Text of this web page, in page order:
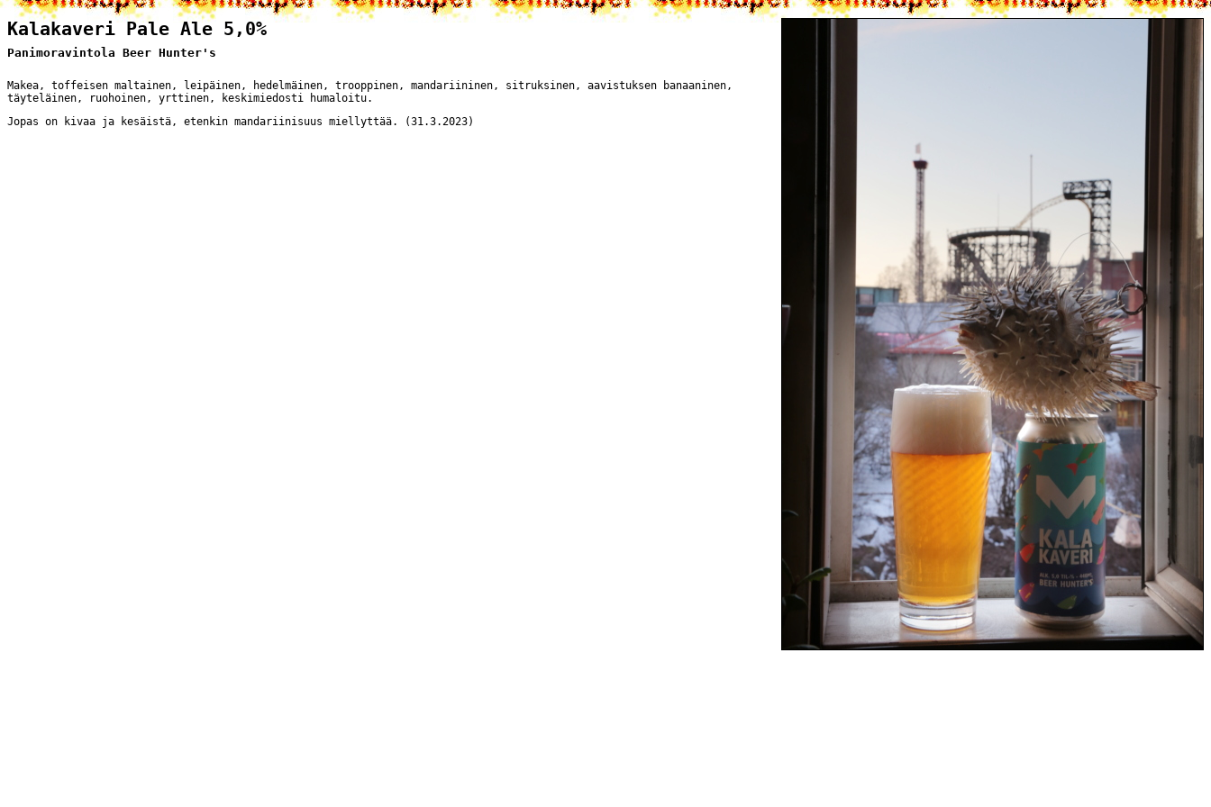
Kalakaveri Pale Ale 5,0%
Panimoravintola Beer Hunter's
Makea, toffeisen maltainen, leipäinen, hedelmäinen, trooppinen, mandariininen, sitruksinen, aavistuksen banaaninen,
täyteläinen, ruohoinen, yrttinen, keskimiedosti humaloitu.
Jopas on kivaa ja kesäistä, etenkin mandariinisuus miellyttää. (31.3.2023)